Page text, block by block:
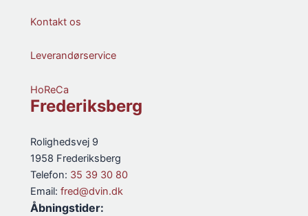
Kontakt os
Leverandørservice
HoReCa
Frederiksberg
Rolighedsvej 9
1958 Frederiksberg
Telefon: 35 39 30 80
Email: fred@dvin.dk
Åbningstider: